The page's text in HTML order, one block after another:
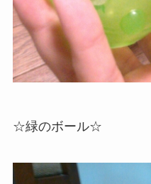
☆緑のボール☆